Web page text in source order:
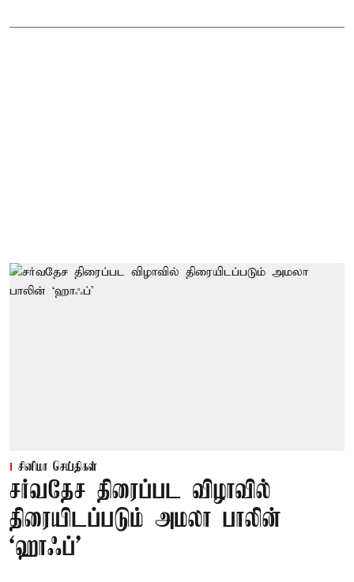
சினிமா செய்திகள்
சர்வதேச திரைப்பட விழாவில்
திரையிடப்படும் அமலா பாலின்
‘ஹாஃப்’